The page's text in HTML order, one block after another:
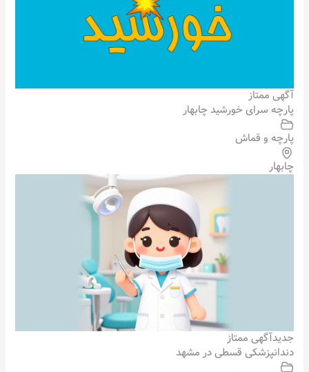
آگهی ممتاز
پارچه سرای خورشید چابهار
پارچه و قماش
چابهار
جدیدآگهی ممتاز
دندانپزشکی قسطی در مشهد